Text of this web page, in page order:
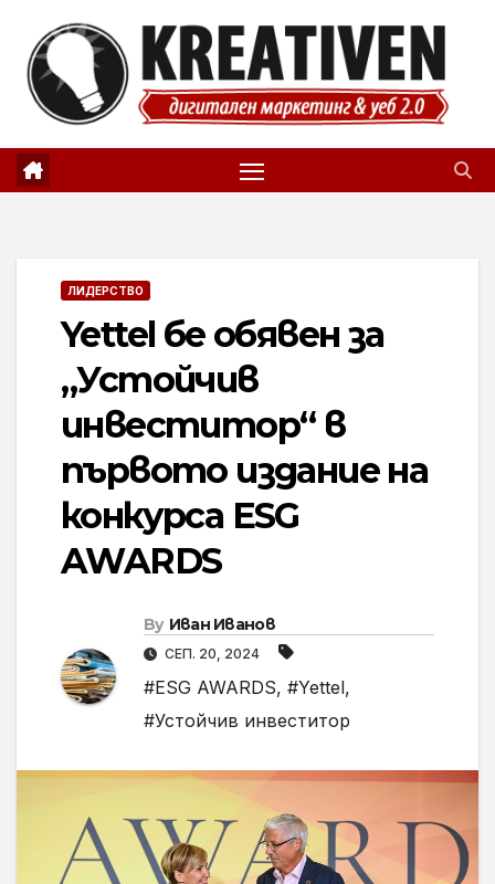
content
ЛИДЕРСТВО
Yettel бе обявен за
„Устойчив
инвеститор“ в
първото издание на
конкурса ESG
AWARDS
By Иван Иванов
СЕП. 20, 2024
#ESG AWARDS, #Yettel,
#Устойчив инвеститор